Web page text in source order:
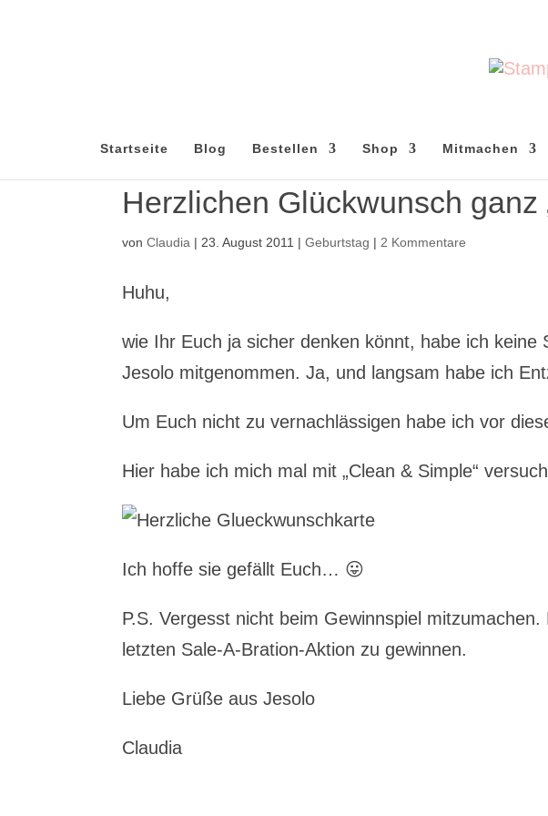
Startseite Blog Bestellen Shop Mitmachen
Herzlichen Glückwunsch ganz
vonClaudia | 23. August 2011 |Geburtstag | 2 Kommentare
Huhu,
wie Ihr Euch ja sicher denken könnt, habe ich keine
Jesolo mitgenommen. Ja, und langsam habe ich
Um Euch nicht zu vernachlässigen habe ich vor
Hier habe ich mich mal mit „Clean & Simple“
Ich hoffe sie gefällt Euch… 😛
P.S. Vergesst nicht beim Gewinnspiel
letzten Sale-A-Bration-Aktion zu gewinnen.
Liebe Grüße aus Jesolo
Claudia